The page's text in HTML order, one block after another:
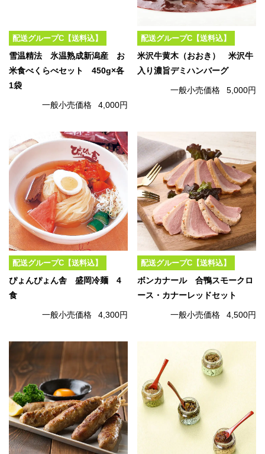
配送グループC【送料込】
雪温精法 氷温熟成新潟産 お
米食べくらべセット 450g×各
1袋
一般小売価格 4,000円
配送グループC【送料込】
米沢牛黄木（おおき） 米沢牛
入り濃旨デミハンバーグ
一般小売価格 5,000円
配送グループC【送料込】
ぴょんぴょん舎 盛岡冷麺 4
食
一般小売価格 4,300円
配送グループC【送料込】
ボンカナール 合鴨スモークロ
ース・カナーレッドセット
一般小売価格 4,500円